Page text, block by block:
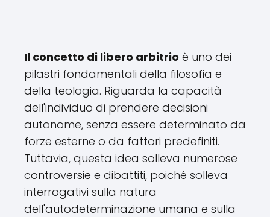
Il concetto di libero arbitrio è uno dei
pilastri fondamentali della filosofia e
della teologia. Riguarda la capacità
dell'individuo di prendere decisioni
autonome, senza essere determinato da
forze esterne o da fattori predefiniti.
Tuttavia, questa idea solleva numerose
controversie e dibattiti, poiché solleva
interrogativi sulla natura
dell'autodeterminazione umana e sulla